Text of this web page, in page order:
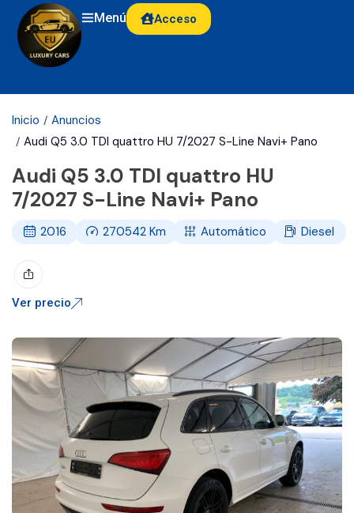
Menú Acceso
Inicio
Anuncios
Audi Q5 3.0 TDI quattro HU 7/2027 S-Line Navi+ Pano
Audi Q5 3.0 TDI quattro HU
7/2027 S-Line Navi+ Pano
2016 270542Km Automático Diesel
Ver precio